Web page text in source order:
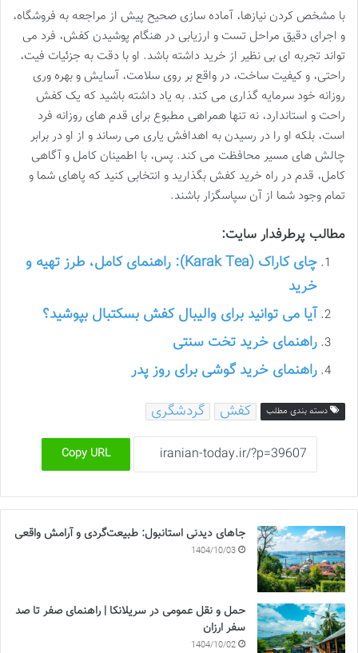
با مشخص کردن نیازها، آماده سازی صحیح پیش از مراجعه به فروشگاه،
و اجرای دقیق مراحل تست و ارزیابی در هنگام پوشیدن کفش، فرد می
تواند تجربه ای بی نظیر از خرید داشته باشد. او با دقت به جزئیات فیت،
راحتی، و کیفیت ساخت، در واقع بر روی سلامت، آسایش و بهره وری
روزانه خود سرمایه گذاری می کند. به یاد داشته باشید که یک کفش
راحت و استاندارد، نه تنها همراهی مطبوع برای قدم های روزانه فرد
است، بلکه او را در رسیدن به اهدافش یاری می رساند و از او در برابر
چالش های مسیر محافظت می کند. پس، با اطمینان کامل و آگاهی
کامل، قدم در راه خرید کفش بگذارید و انتخابی کنید که پاهای شما و
تمام وجود شما از آن سپاسگزار باشند.
مطالب پرطرفدار سایت:
چای کاراک (Karak Tea): راهنمای کامل، طرز تهیه و
خرید
آیا می توانید برای والیبال کفش بسکتبال بپوشید؟
راهنمای خرید تخت سنتی
راهنمای خرید گوشی برای روز پدر
دسته بندی مطلب کفش گردشگری
Copy URL
جاهای دیدنی استانبول: طبیعت‌گردی و آرامش واقعی
1404/10/03
حمل و نقل عمومی در سریلانکا | راهنمای صفر تا صد
سفر ارزان
1404/10/02